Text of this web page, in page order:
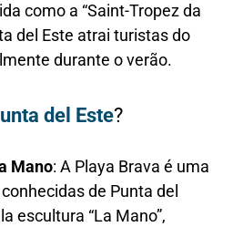
como a “Saint-Tropez da
del Este atrai turistas do
durante o verão.
del Este?
Mano: A Playa Brava é uma
de Punta del
escultura “La Mano”,